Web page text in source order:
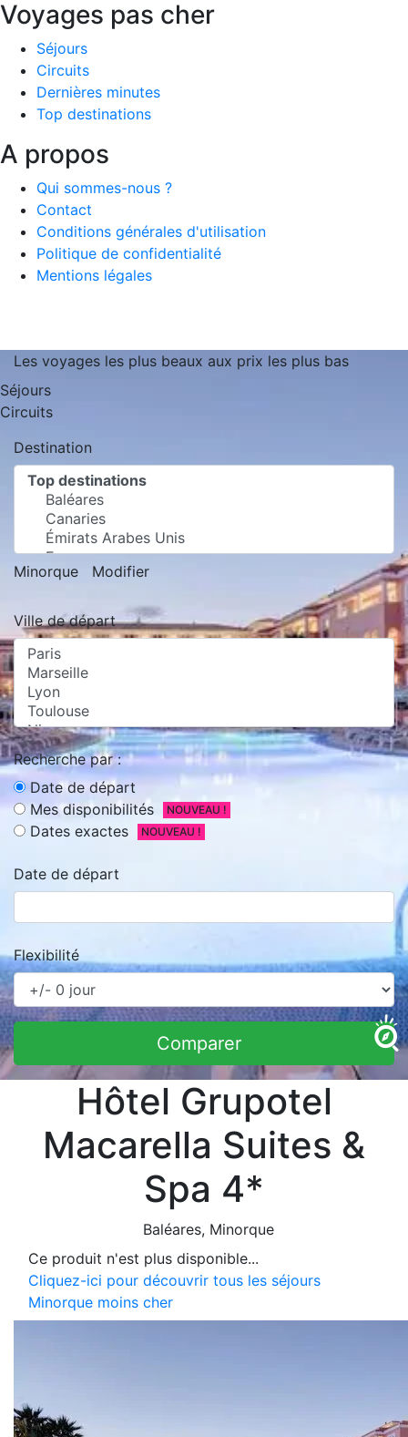
Voyages pas cher
Séjours
Circuits
Dernières minutes
Top destinations
A propos
Qui sommes-nous ?
Contact
Conditions générales d'utilisation
Politique de confidentialité
Mentions légales
Les voyages les plus beaux aux prix les plus bas
Séjours
Circuits
Destination
Minorque Modifier
Ville de départ
Recherche par :
Date de départ
Mes disponibilités
NOUVEAU !
Dates exactes NOUVEAU !
Date de départ
Flexibilité
Comparer
Hôtel Grupotel
Macarella Suites &
Spa 4*
Baléares, Minorque
Ce produit n'est plus disponible...
Cliquez-ici pour découvrir tous les séjours
Minorque moins cher